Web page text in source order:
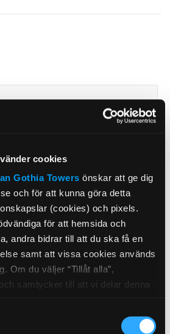
cookies
Gothia Towersönskar att ge dig
och för att kunna göra detta
(cookies) och pixels.
för att hemsida och
andra bidrar till att du ska få en
samt att vissa cookies används
Om du väljer “Tillåt alla”,
samtycker till att vi delar denna
Detta kan innebära att dina
Om du tackar nej använder vi